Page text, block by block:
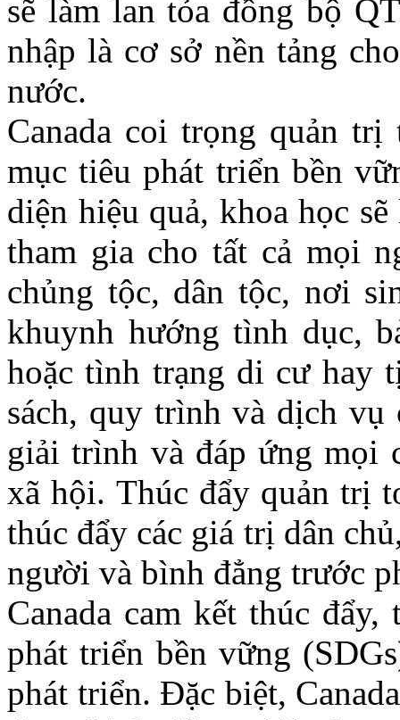
sẽ làm lan tỏa đồng bộ
nhập là cơ sở nền tảng
nước.
Canada coi trọng quản
mục tiêu phát triển bền
diện hiệu quả, khoa học
tham gia cho tất cả mọi
chủng tộc, dân tộc, nơi
khuynh hướng tình dục,
hoặc tình trạng di cư hay
sách, quy trình và dịch vụ
giải trình và đáp ứng mọi
xã hội. Thúc đẩy quản trị
thúc đẩy các giá trị dân
người và bình đẳng trước
Canada cam kết thúc
phát triển bền vững
phát triển. Đặc biệt,